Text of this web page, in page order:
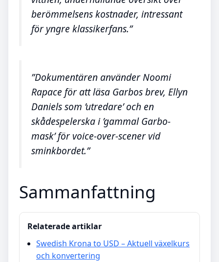
berömmelsens kostnader, intressant
för yngre klassikerfans.”
”Dokumentären använder Noomi
Rapace för att läsa Garbos brev, Ellyn
Daniels som ’utredare’ och en
skådespelerska i ’gammal Garbo-
mask’ för voice-over-scener vid
sminkbordet.”
Sammanfattning
Relaterade artiklar
Swedish Krona to USD – Aktuell växelkurs
och konvertering